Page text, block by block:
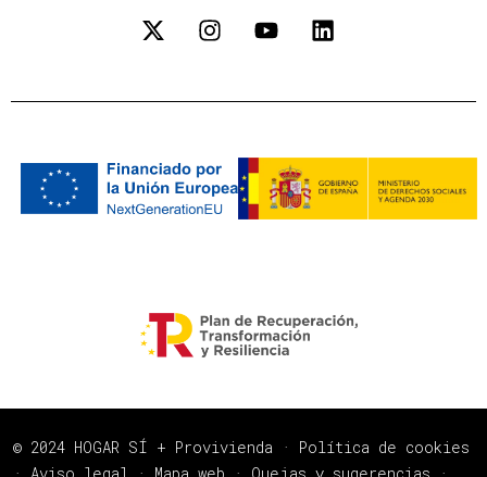
© 2024 HOGAR SÍ + Provivienda · Política de cookies